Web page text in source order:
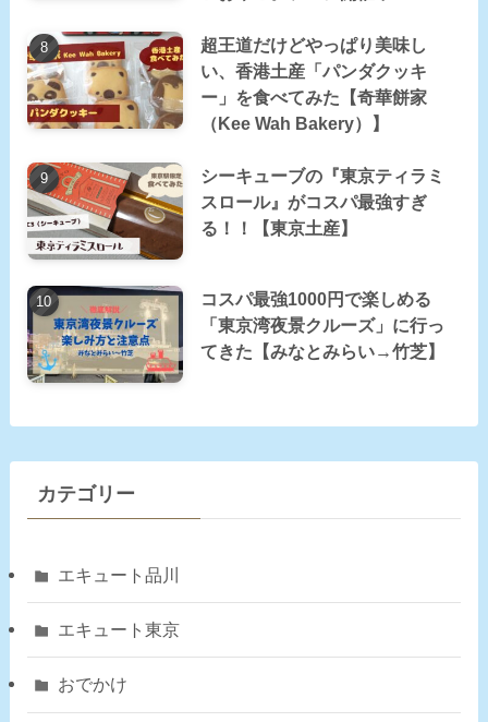
超王道だけどやっぱり美味し
い、香港土産「パンダクッキ
ー」を食べてみた【奇華餅家
（Kee Wah Bakery）】
シーキューブの『東京ティラミ
スロール』がコスパ最強すぎ
る！！【東京土産】
コスパ最強1000円で楽しめる
「東京湾夜景クルーズ」に行っ
てきた【みなとみらい→竹芝】
カテゴリー
エキュート品川
エキュート東京
おでかけ